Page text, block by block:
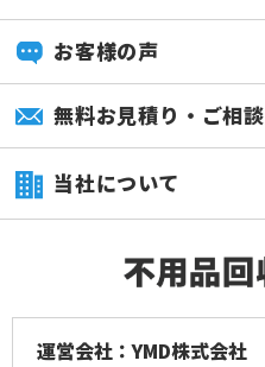
お客様の声
無料お見積り・ご相談
当社について
運営会社：YMD株式会社